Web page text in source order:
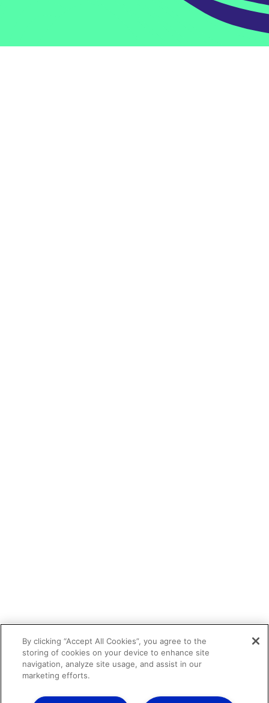
By clicking “Accept All Cookies”, you agree to the
storing of cookies on your device to enhance site
navigation, analyze site usage, and assist in our
marketing efforts.